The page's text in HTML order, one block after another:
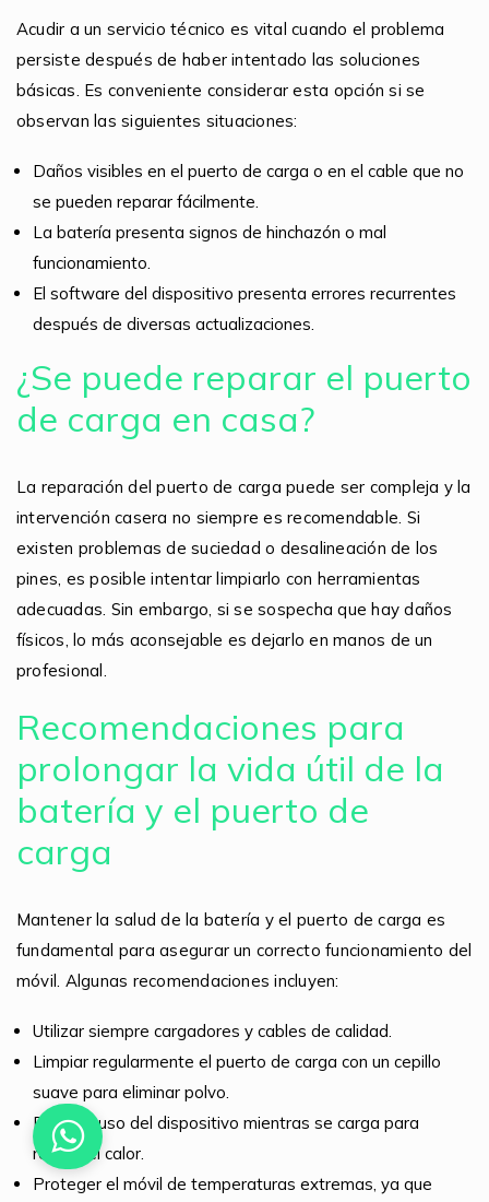
Acudir a un servicio técnico es vital cuando el problema
persiste después de haber intentado las soluciones
básicas. Es conveniente considerar esta opción si se
observan las siguientes situaciones:
Daños visibles en el puerto de carga o en el cable que no
se pueden reparar fácilmente.
La batería presenta signos de hinchazón o mal
funcionamiento.
El software del dispositivo presenta errores recurrentes
después de diversas actualizaciones.
¿Se puede reparar el puerto
de carga en casa?
La reparación del puerto de carga puede ser compleja y la
intervención casera no siempre es recomendable. Si
existen problemas de suciedad o desalineación de los
pines, es posible intentar limpiarlo con herramientas
adecuadas. Sin embargo, si se sospecha que hay daños
físicos, lo más aconsejable es dejarlo en manos de un
profesional.
Recomendaciones para
prolongar la vida útil de la
batería y el puerto de
carga
Mantener la salud de la batería y el puerto de carga es
fundamental para asegurar un correcto funcionamiento del
móvil. Algunas recomendaciones incluyen:
Utilizar siempre cargadores y cables de calidad.
Limpiar regularmente el puerto de carga con un cepillo
suave para eliminar polvo.
Evitar el uso del dispositivo mientras se carga para
reducir el calor.
Proteger el móvil de temperaturas extremas, ya que